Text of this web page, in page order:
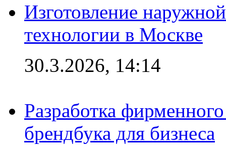
Изготовление
технологии в Москве
30.3.2026, 14:14
Разработка
брендбука для бизнеса